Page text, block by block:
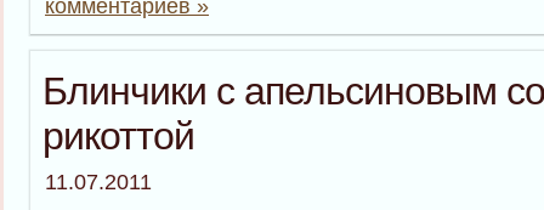
комментариев »
Блинчики с апельсиновым
рикоттой
11.07.2011